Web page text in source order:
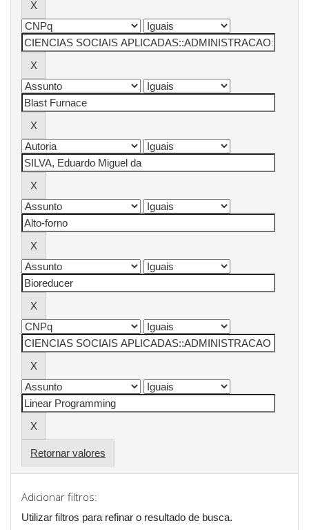
Retornar valores
Adicionar filtros:
Utilizar filtros para refinar o resultado de busca.